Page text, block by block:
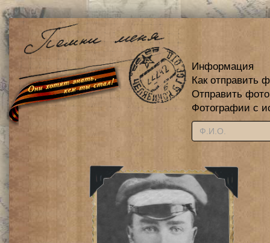
Информация
Как отправить
Отправить
Фотографии с